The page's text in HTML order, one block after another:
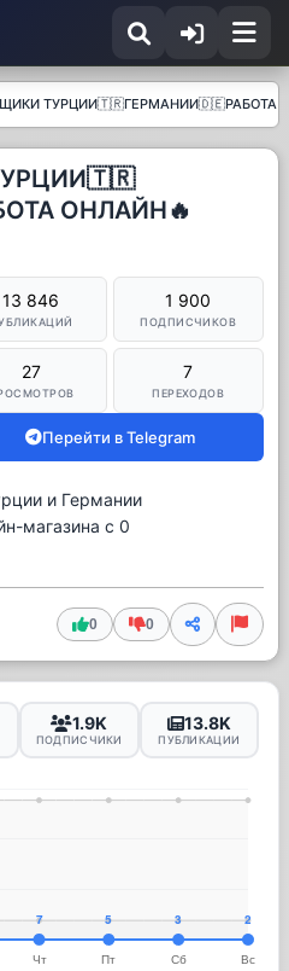
ТУРЦИИ🇹🇷ГЕРМАНИИ🇩🇪РАБОТА
ОНЛАЙН🔥
13 846 1 900
ПОДПИСЧИКОВ
27 7
ПЕРЕХОДОВ
Перейти в Telegram
и Германии
магазина с 0
0 0
1.9K
ПОДПИСЧИКИ
13.8K
ПУБЛИКАЦИИ